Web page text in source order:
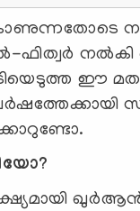
നല്‍കി
ഈ